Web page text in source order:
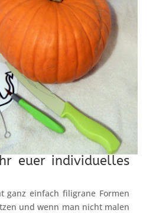
euer individuelles
ganz einfach filigrane Formen
und wenn man nicht malen